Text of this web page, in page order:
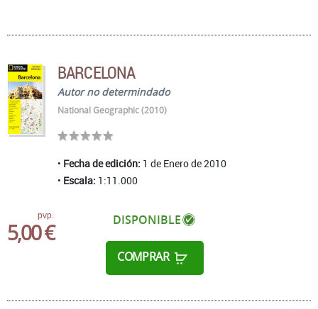
BARCELONA
Autor no determindado
National Geographic (2010)
Fecha de edición: 1 de Enero de 2010
Escala: 1:11.000
pvp.
5,00 € DISPONIBLE
COMPRAR